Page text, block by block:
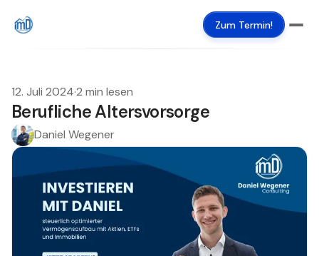
Zum Termin!
12. Juli 2024·2 min lesen
Berufliche Altersvorsorge
Daniel Wegener